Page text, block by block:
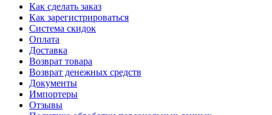
Как сделать заказ
Как зарегистрироваться
Система скидок
Оплата
Доставка
Возврат товара
Возврат денежных средств
Документы
Импортеры
Отзывы